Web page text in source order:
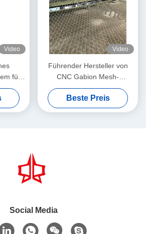
Video
für
Video
Führender Hersteller von
CNC Gabion Mesh-
Maschinen mit 30 Jahren
Erfahrung
Beste Preis
Social Media